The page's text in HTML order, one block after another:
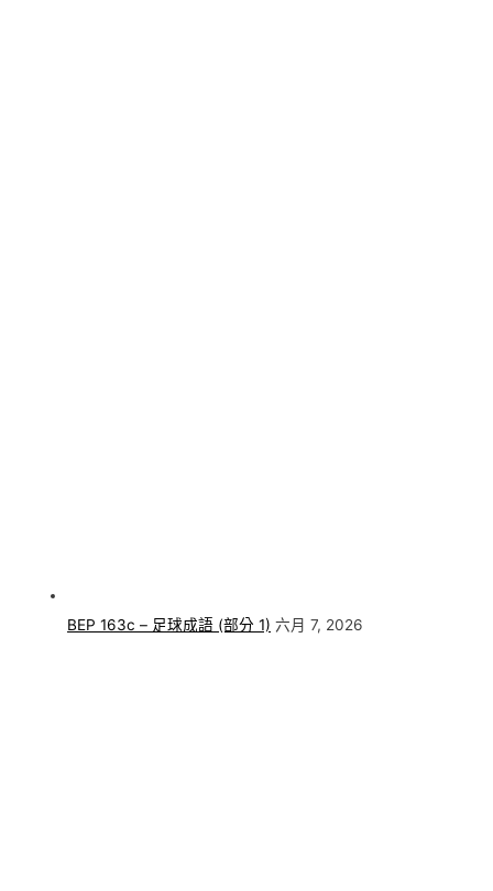
BEP 163c – 足球成語 (部分 1) 六月 7, 2026